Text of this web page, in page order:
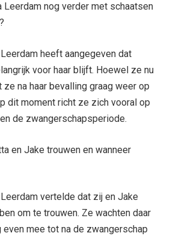
Leerdam nog verder met schaatsen
heeft aangegeven dat
voor haar blijft. Hoewel ze nu
na haar bevalling graag weer op
dit moment richt ze zich vooral op
de zwangerschapsperiode.
en Jake trouwen en wanneer
vertelde dat zij en Jake
om te trouwen. Ze wachten daar
even mee tot na de zwangerschap